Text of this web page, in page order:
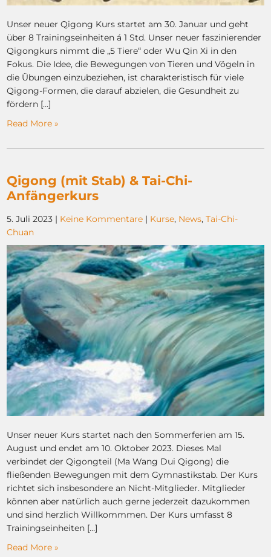
Unser neuer Qigong Kurs startet am 30. Januar und geht
über 8 Trainingseinheiten á 1 Std. Unser neuer faszinierender
Qigongkurs nimmt die „5 Tiere“ oder Wu Qin Xi in den
Fokus. Die Idee, die Bewegungen von Tieren und Vögeln in
die Übungen einzubeziehen, ist charakteristisch für viele
Qigong-Formen, die darauf abzielen, die Gesundheit zu
fördern […]
Read More »
Qigong (mit Stab) & Tai-Chi-
Anfängerkurs
5. Juli 2023 | Keine Kommentare | Kurse, News,Tai-Chi-
Chuan
Unser neuer Kurs startet nach den Sommerferien am 15.
August und endet am 10. Oktober 2023. Dieses Mal
verbindet der Qigongteil (Ma Wang Dui Qigong) die
fließenden Bewegungen mit dem Gymnastikstab. Der Kurs
richtet sich insbesondere an Nicht-Mitglieder. Mitglieder
können aber natürlich auch gerne jederzeit dazukommen
und sind herzlich Willkommmen. Der Kurs umfasst 8
Trainingseinheiten […]
Read More »